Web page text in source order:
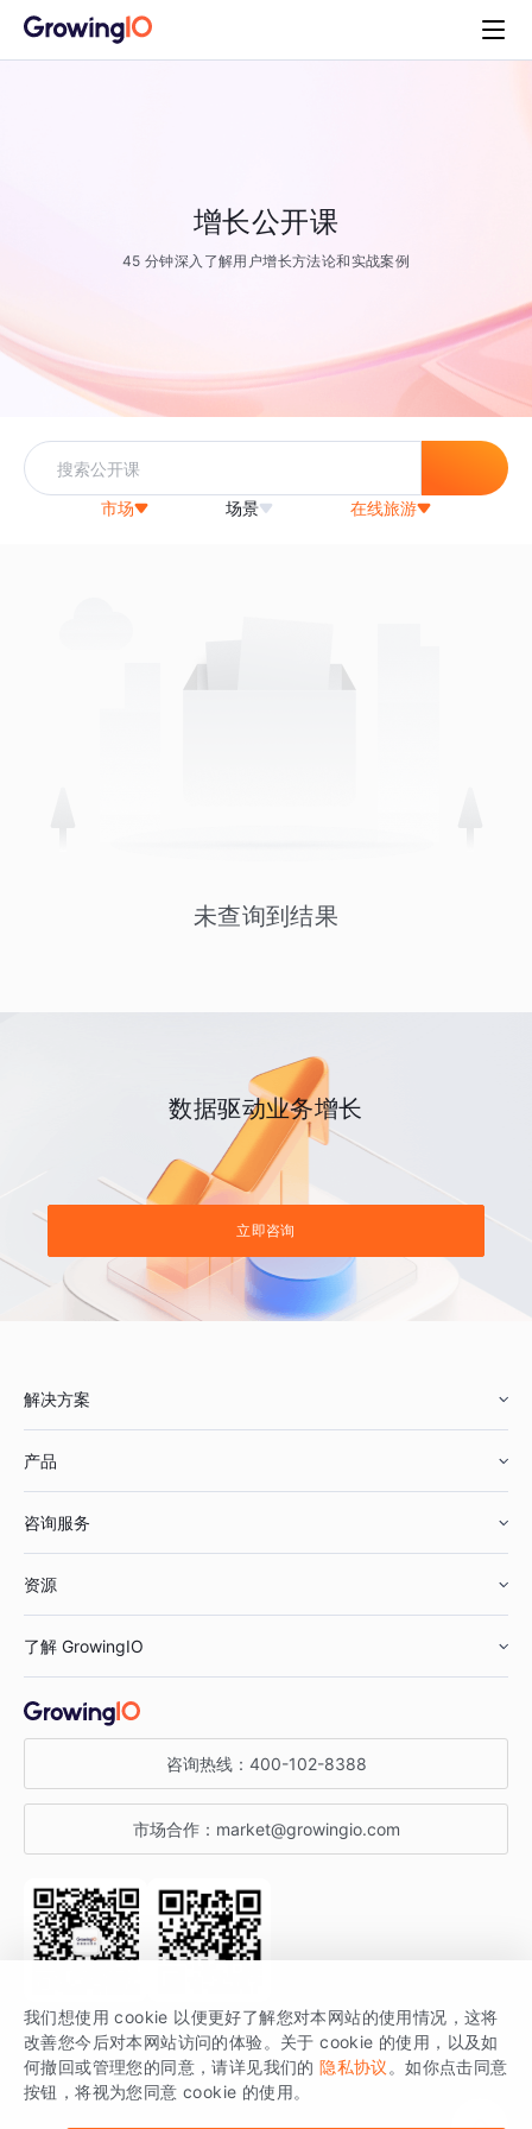
增长公开课
45 分钟深入了解用户增长方法论和实战案例
市场 场景 在线旅游
未查询到结果
数据驱动业务增长
立即咨询
解决方案
鞋服行业
汽车行业
金融行业
产品
智能运营
获客分析
咨询服务
资源
增长公开课
增长博客
开发者文档
SDK 文档
场景指南
了解 GrowingIO
关于 GrowingIO
增长大会
行业活动
咨询热线： 400-102-8388
市场合作： market@growingio.com
关注公众号 获取更多干货
GrowingIO 是专注于数据智能分析与增长的品牌，核心平台为 GrowingIO
分析云。
我们想使用 cookie 以便更好了解您对本网站的使用情况，这将
改善您今后对本网站访问的体验。关于 cookie 的使用，以及如
何撤回或管理您的同意，请详见我们的 隐私协议 。如你点击同意
按钮，将视为您同意 cookie 的使用。